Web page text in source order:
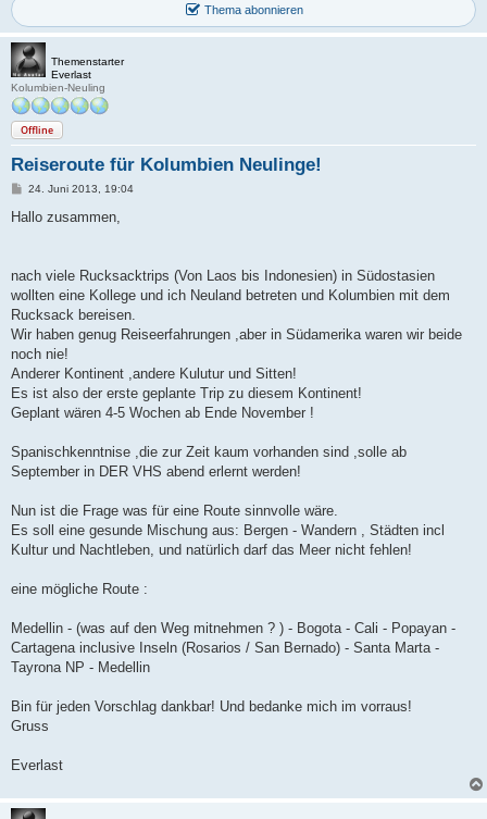
Thema abonnieren
Themenstarter
Everlast
Kolumbien-Neuling
Offline
Reiseroute für Kolumbien Neulinge!
B
i
24. Juni 2013, 19:04
Hallo zusammen,
nach viele Rucksacktrips (Von Laos bis Indonesien) in Südostasien
wollten eine Kollege und ich Neuland betreten und Kolumbien mit dem
Rucksack bereisen.
Wir haben genug Reiseerfahrungen ,aber in Südamerika waren wir beide
noch nie!
Anderer Kontinent ,andere Kulutur und Sitten!
Es ist also der erste geplante Trip zu diesem Kontinent!
Geplant wären 4-5 Wochen ab Ende November !
Spanischkenntnise ,die zur Zeit kaum vorhanden sind ,solle ab
September in DER VHS abend erlernt werden!
Nun ist die Frage was für eine Route sinnvolle wäre.
Es soll eine gesunde Mischung aus: Bergen - Wandern , Städten incl
Kultur und Nachtleben, und natürlich darf das Meer nicht fehlen!
eine mögliche Route :
Medellin - (was auf den Weg mitnehmen ? ) - Bogota - Cali - Popayan -
Cartagena inclusive Inseln (Rosarios / San Bernado) - Santa Marta -
Tayrona NP - Medellin
Bin für jeden Vorschlag dankbar! Und bedanke mich im vorraus!
Gruss
Everlast